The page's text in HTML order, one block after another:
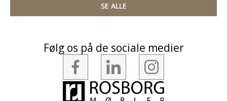
SE ALLE
Følg os på de sociale medier